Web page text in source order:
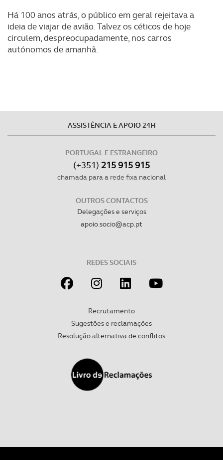
Há 100 anos atrás, o público em geral rejeitava a
ideia de viajar de avião. Talvez os céticos de hoje
circulem, despreocupadamente, nos carros
autónomos de amanhã.
ASSISTÊNCIA E APOIO 24H
PORTUGAL E ESTRANGEIRO
(+351) 215 915 915
chamada para a rede fixa nacional
OUTROS CONTACTOS
Delegações e serviços
apoio.socio@acp.pt
REDES SOCIAIS
Recrutamento
Sugestões e reclamações
Resolução alternativa de conflitos